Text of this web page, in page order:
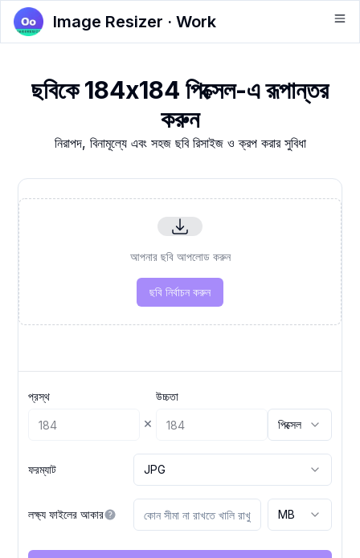
Image Resizer · Work
ছবিকে 184x184 পিক্সেল-এ রূপান্তর
করুন
নিরাপদ, বিনামূল্যে এবং সহজ ছবি রিসাইজ ও ক্রপ করার সুবিধা
আপনার ছবি আপলোড করুন
ছবি নির্বাচন করুন
প্রস্থ
×
উচ্চতা
পিক্সেল
ফরম্যাট JPG
লক্ষ্য ফাইলের আকার MB